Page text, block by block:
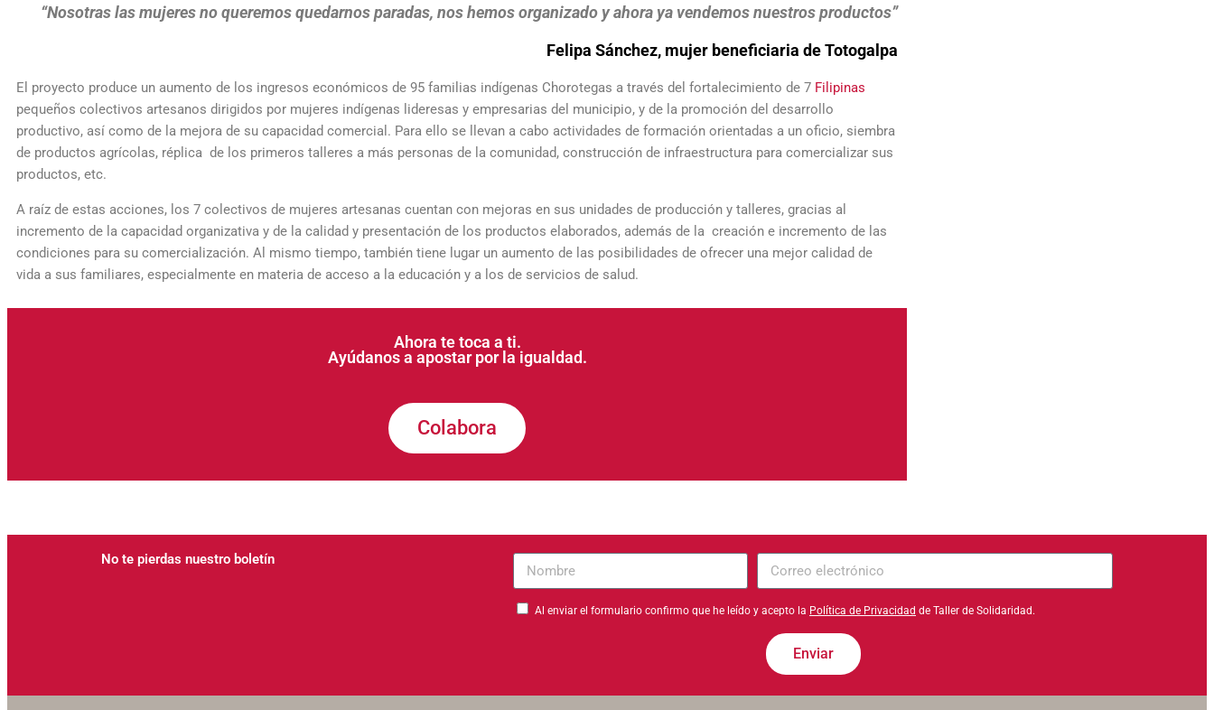
“Nosotras las mujeres no queremos quedarnos paradas, nos hemos organizado y ahora ya vendemos nuestros productos”
Felipa Sánchez, mujer beneficiaria de Totogalpa
El proyecto produce un aumento de los ingresos económicos de 95 familias indígenas Chorotegas a través del fortalecimiento de 7 Filipinas
pequeños colectivos artesanos dirigidos por mujeres indígenas lideresas y empresarias del municipio, y de la promoción del desarrollo
productivo, así como de la mejora de su capacidad comercial. Para ello se llevan a cabo actividades de formación orientadas a un oficio, siembra
de productos agrícolas, réplica de los primeros talleres a más personas de la comunidad, construcción de infraestructura para comercializar sus
productos, etc.
A raíz de estas acciones, los 7 colectivos de mujeres artesanas cuentan con mejoras en sus unidades de producción y talleres, gracias al
incremento de la capacidad organizativa y de la calidad y presentación de los productos elaborados, además de la creación e incremento de las
condiciones para su comercialización. Al mismo tiempo, también tiene lugar un aumento de las posibilidades de ofrecer una mejor calidad de
vida a sus familiares, especialmente en materia de acceso a la educación y a los de servicios de salud.
Ahora te toca a ti.
Ayúdanos a apostar por la igualdad.
Colabora
No te pierdas nuestro boletín Nombre
Correo
electrónico
Al enviar el formulario confirmo que he leído y acepto la Política de Privacidad de Taller de Solidaridad.
Enviar